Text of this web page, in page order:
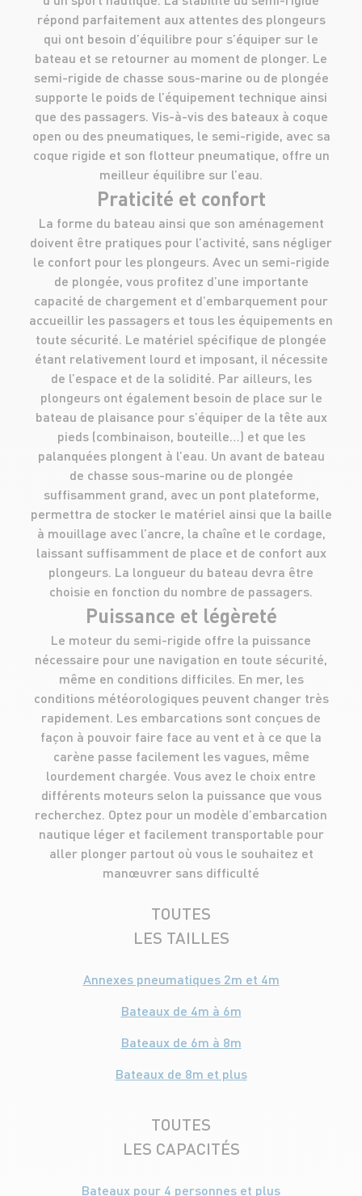
répond parfaitement aux attentes des plongeurs
qui ont besoin d’équilibre pour s’équiper sur le
bateau et se retourner au moment de plonger. Le
semi-rigide de chasse sous-marine ou de plongée
supporte le poids de l’équipement technique ainsi
que des passagers. Vis-à-vis des bateaux à coque
open ou des pneumatiques, le semi-rigide, avec sa
coque rigide et son flotteur pneumatique, offre un
meilleur équilibre sur l’eau.
Praticité et confort
La forme du bateau ainsi que son aménagement
doivent être pratiques pour l’activité, sans négliger
le confort pour les plongeurs. Avec un semi-rigide
de plongée, vous profitez d’une importante
capacité de chargement et d’embarquement pour
accueillir les passagers et tous les équipements en
toute sécurité. Le matériel spécifique de plongée
étant relativement lourd et imposant, il nécessite
de l’espace et de la solidité. Par ailleurs, les
plongeurs ont également besoin de place sur le
bateau de plaisance pour s’équiper de la tête aux
pieds (combinaison, bouteille…) et que les
palanquées plongent à l’eau. Un avant de bateau
de chasse sous-marine ou de plongée
suffisamment grand, avec un pont plateforme,
permettra de stocker le matériel ainsi que la baille
à mouillage avec l’ancre, la chaîne et le cordage,
laissant suffisamment de place et de confort aux
plongeurs. La longueur du bateau devra être
choisie en fonction du nombre de passagers.
Puissance et légèreté
Le moteur du semi-rigide offre la puissance
nécessaire pour une navigation en toute sécurité,
même en conditions difficiles. En mer, les
conditions météorologiques peuvent changer très
rapidement. Les embarcations sont conçues de
façon à pouvoir faire face au vent et à ce que la
carène passe facilement les vagues, même
lourdement chargée. Vous avez le choix entre
différents moteurs selon la puissance que vous
recherchez. Optez pour un modèle d’embarcation
nautique léger et facilement transportable pour
aller plonger partout où vous le souhaitez et
manœuvrer sans difficulté
TOUTES
LES TAILLES
Annexes pneumatiques 2m et 4m
Bateaux de 4m à 6m
Bateaux de 6m à 8m
Bateaux de 8m et plus
TOUTES
LES CAPACITÉS
Bateaux pour 4 personnes et plus